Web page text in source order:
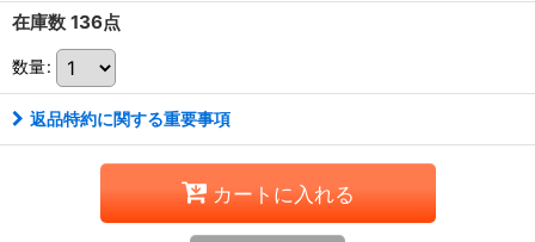
在庫数 136点
数量:
返品特約に関する重要事項
カートに入れる